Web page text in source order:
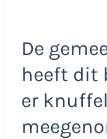
De
heeft dit
er